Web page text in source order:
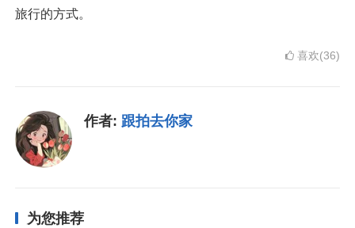
旅行的方式。
喜欢(36)
作者: 跟拍去你家
为您推荐